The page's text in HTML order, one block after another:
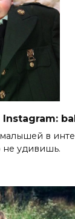
в
не удивишь.